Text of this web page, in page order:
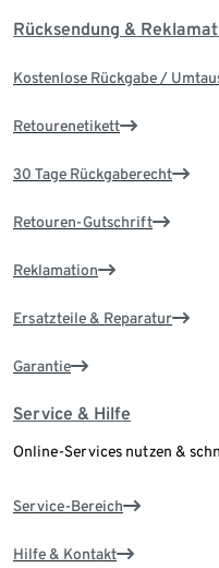
Rücksendung &
Kostenlose Rückgabe /
Retourenetikett
30 Tage Rückgaberecht
Retouren-Gutschrift
Reklamation
Ersatzteile & Reparatur
Garantie
Service & Hilfe
Online-Services nutzen &
Service-Bereich
Hilfe & Kontakt